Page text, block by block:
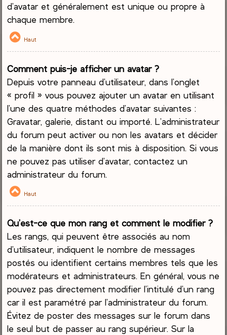
d’avatar et généralement est unique ou propre à
chaque membre.
Haut
Comment puis-je afficher un avatar ?
Depuis votre panneau d’utilisateur, dans l’onglet
« profil » vous pouvez ajouter un avatar en utilisant
l’une des quatre méthodes d’avatar suivantes :
Gravatar, galerie, distant ou importé. L’administrateur
du forum peut activer ou non les avatars et décider
de la manière dont ils sont mis à disposition. Si vous
ne pouvez pas utiliser d’avatar, contactez un
administrateur du forum.
Haut
Qu’est-ce que mon rang et comment le modifier ?
Les rangs, qui peuvent être associés au nom
d’utilisateur, indiquent le nombre de messages
postés ou identifient certains membres tels que les
modérateurs et administrateurs. En général, vous ne
pouvez pas directement modifier l’intitulé d’un rang
car il est paramétré par l’administrateur du forum.
Évitez de poster des messages sur le forum dans
le seul but de passer au rang supérieur. Sur la